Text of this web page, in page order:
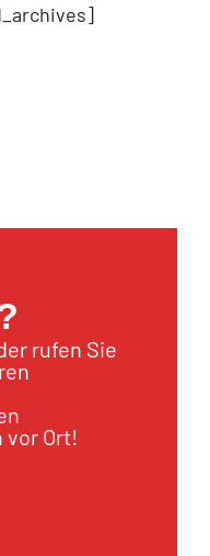
rufen Sie
vor Ort!